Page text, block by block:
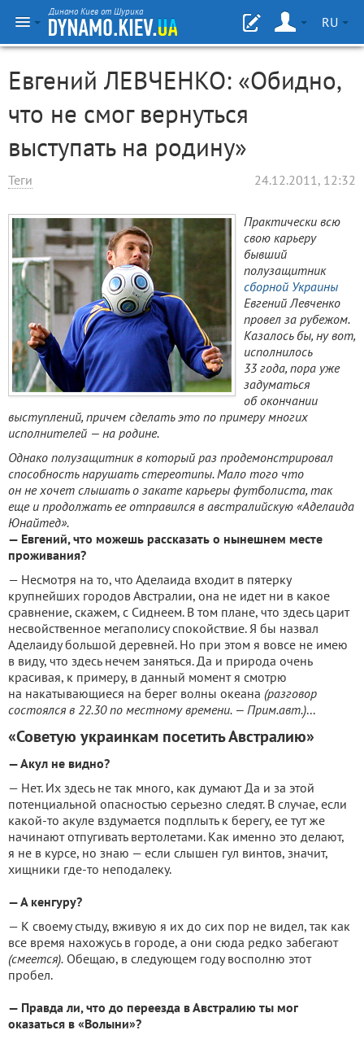
Динамо Киев от Шурика
RU
Евгений ЛЕВЧЕНКО: «Обидно,
что не смог вернуться
выступать на родину»
Теги 24.12.2011, 12:32
Практически всю
свою карьеру
бывший
полузащитник
сборной Украины
Евгений Левченко
провел за рубежом.
Казалось бы, ну вот,
исполнилось
33 года, пора уже
задуматься
об окончании
выступлений, причем сделать это по примеру многих
исполнителей — на родине.
Однако полузащитник в который раз продемонстрировал
способность нарушать стереотипы. Мало того что
он не хочет слышать о закате карьеры футболиста, так
еще и продолжать ее отправился в австралийскую «Аделаида
Юнайтед».
— Евгений, что можешь рассказать о нынешнем месте
проживания?
— Несмотря на то, что Аделаида входит в пятерку
крупнейших городов Австралии, она не идет ни в какое
сравнение, скажем, с Сиднеем. В том плане, что здесь царит
несвойственное мегаполису спокойствие. Я бы назвал
Аделаиду большой деревней. Но при этом я вовсе не имею
в виду, что здесь нечем заняться. Да и природа очень
красивая, к примеру, в данный момент я смотрю
на накатывающиеся на берег волны океана (разговор
состоялся в 22.30 по местному времени. — Прим.авт.)...
«Советую украинкам посетить Австралию»
— Акул не видно?
— Нет. Их здесь не так много, как думают Да и за этой
потенциальной опасностью серьезно следят. В случае, если
какой-то акуле вздумается подплыть к берегу, ее тут же
начинают отпугивать вертолетами. Как именно это делают,
я не в курсе, но знаю — если слышен гул винтов, значит,
хищники где-то неподалеку.
— А кенгуру?
— К своему стыду, вживую я их до сих пор не видел, так как
все время нахожусь в городе, а они сюда редко забегают
(смеется). Обещаю, в следующем году восполню этот
пробел.
— Правда ли, что до переезда в Австралию ты мог
оказаться в «Волыни»?